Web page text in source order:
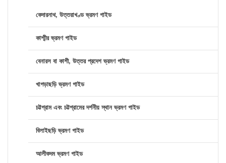
কেদারনাথ, উত্তরাখণ্ড ভ্রমণ গাইড
কাশ্মীর ভ্রমণ গাইড
বেনারস বা কাশী, উত্তর প্রদেশ ভ্রমণ গাইড
খাগড়াছড়ি ভ্রমণ গাইড
চট্টগ্রাম এবং চট্টগ্রামের দর্শনীয় স্থান ভ্রমণ গাইড
বিলাইছড়ি ভ্রমণ গাইড
আলীকদম ভ্রমণ গাইড